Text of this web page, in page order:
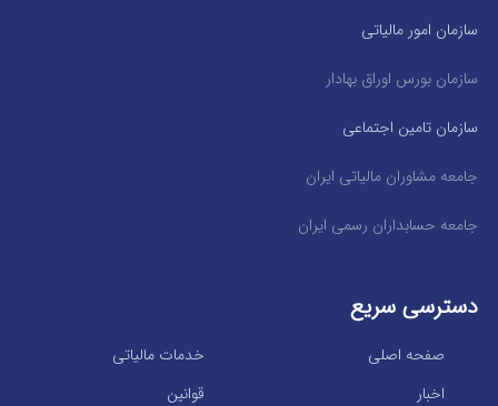
سازمان امور مالیاتی
سازمان بورس اوراق بهادار
سازمان تامین اجتماعی
جامعه مشاوران مالیاتی ایران
جامعه حسابداران رسمی ایران
دسترسی سریع
خدمات مالیاتی
صفحه اصلی
قوانین
اخبار